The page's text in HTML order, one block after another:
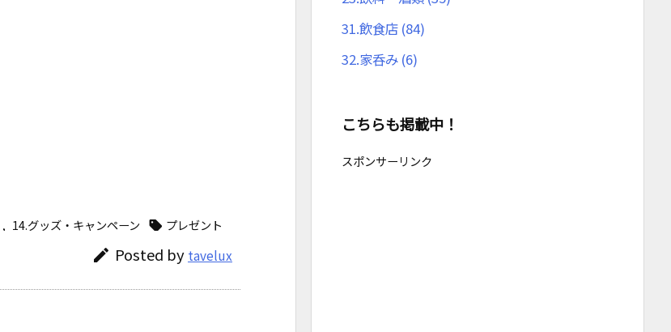
, 14.グッズ・キャンペーン  プレゼント
 Posted by tavelux
31.飲食店 (84)
32.家呑み (6)
こちらも掲載中！
スポンサーリンク